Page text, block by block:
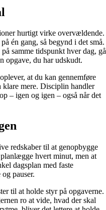
hurtigt virke overvældende.
én gang, så begynd i det små.
samme tidspunkt hver dag, gå
opgave, du har udskudt.
at du kan gennemføre
klare mere. Disciplin handler
– igen og igen – også når det
redskaber til at genopbygge
hvert minut, men at
dagsplan med faste
pauser.
til at holde styr på opgaverne.
ro at vide, hvad der skal